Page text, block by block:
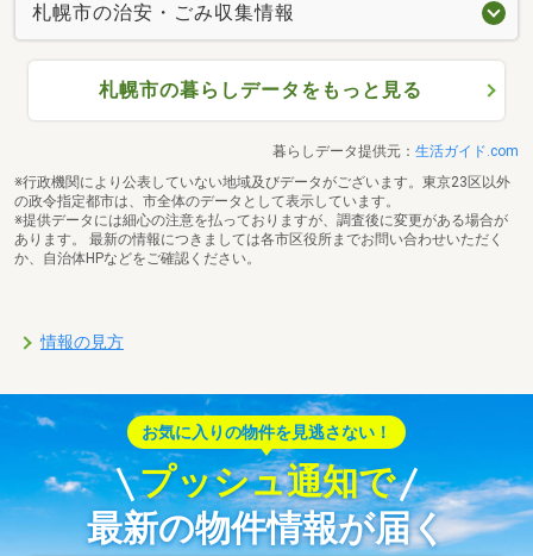
札幌市の治安・ごみ収集情報
札幌市の暮らしデータをもっと見る
暮らしデータ提供元： 生活ガイド.com
※行政機関により公表していない地域及びデータがございます。東京23区以外
の政令指定都市は、市全体のデータとして表示しています。
※提供データには細心の注意を払っておりますが、調査後に変更がある場合が
あります。 最新の情報につきましては各市区役所までお問い合わせいただく
か、自治体HPなどをご確認ください。
情報の見方
お気に入りの物件を見逃さない！
プッシュ通知で
最新の物件情報が届く